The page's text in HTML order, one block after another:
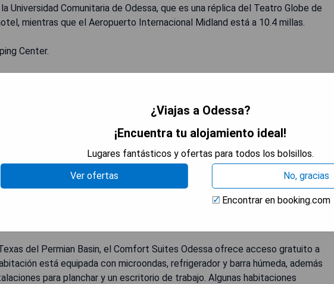
Universidad Comunitaria de Odessa, que es una réplica del Teatro Globe de
mientras que el Aeropuerto Internacional Midland está a 10.4 millas.
Center.
como microondas y mini-refrigerador.
MOSTRAR PRECIOS
del Permian Basin, el Comfort Suites Odessa ofrece acceso gratuito a
está equipada con microondas, refrigerador y barra húmeda, además
para planchar y un escritorio de trabajo. Algunas habitaciones
¿Viajas a Odessa?
¡Encuentra tu alojamiento ideal!
Lugares fantásticos y ofertas para todos los bolsillos.
Ver ofertas
No, gracias
Encontrar en booking.com